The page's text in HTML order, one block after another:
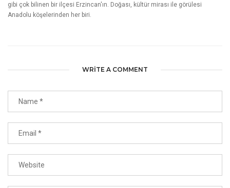
gibi çok bilinen bir ilçesi Erzincan'ın. Doğası, kültür mirası ile görülesi
Anadolu köşelerinden her biri.
WRITE A COMMENT